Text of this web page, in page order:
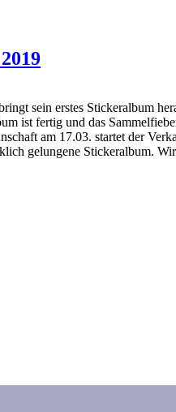
sein erstes Stickeralbum
ist fertig und das
am 17.03. startet der
gelungene Stickeralbum.